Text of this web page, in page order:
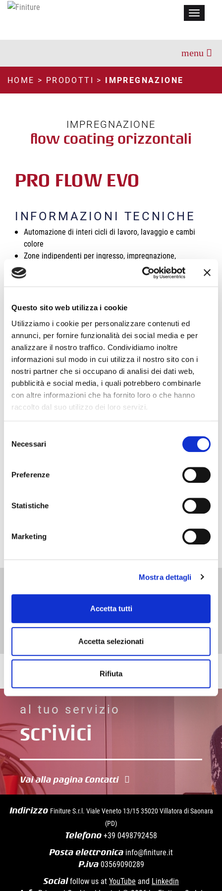
Questo sito web utilizza i cookie
Utilizziamo i cookie per personalizzare contenuti ed
annunci, per fornire funzionalità dei social media e per
analizzare il nostro traffico. Condividiamo inoltre
informazioni sul modo in cui utilizza il nostro sito con i
nostri partner che si occupano di analisi dei dati web,
pubblicità e social media, i quali potrebbero combinarle
con altre informazioni che ha fornito loro o che hanno
raccolto dal suo utilizzo dei loro servizi.
delNecessari
Preferenze
Statistiche
Marketing
Mostra dettagli
Accetta tutti
Accetta selezionati
Rifiuta
Menu
HOME > PRODOTTI > IMPREGNAZIONE
IMPREGNAZIONE
flow coating orizzontali
PRO FLOW EVO
INFORMAZIONI TECNICHE
Automazione di interi cicli di lavoro, lavaggio e cambi
colore
Zone indipendenti per ingresso, impregnazione,
soffiatura e uscita
Lame d’aria per l’asportazione uniforme del prodotto in
Turbina soffiante ad alta efficienza per il risparmio di
Serbatoio di recupero dei prodotti e di filtraggio per il
riutilizzo
Serbatoio di raccolta delle acque di lavaggio
Lavaggio automatico tramite sistema di erogazione
d’acqua a ugelli
Avanzamento pezzi tramite rulli motorizzati antiaderenti
ed estraibili per la pulizia del prodotto
Consumo minimo di prodotto grazie al funzionamento a
Azionamento della macchina limitato al passaggio del
Apertura laterale per facilitare l’accessibilità e la pulizia
L'immagine è inserita a scopo illustrativo
Vai alla pagina Contatti
Indirizzo Finiture S.r.l. Viale Veneto 13/15 35020 Villatora di Saonara
(PD)
Telefono+39 0498792458
Posta elettronica info@finiture.it
P.iva03569090289
Socialfollow us atYouTube and Linkedin